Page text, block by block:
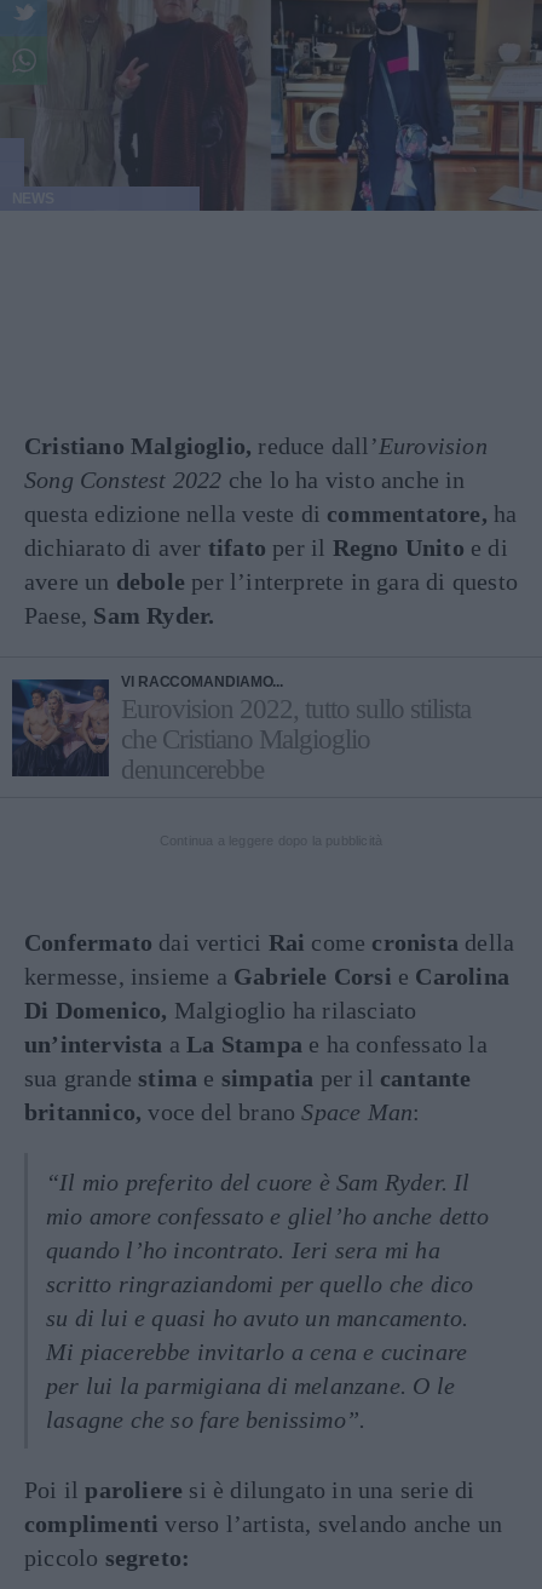
Cristiano Malgioglio, reduce dall’Eurovision
Song Constest 2022 che lo ha visto anche in
questa edizione nella veste di commentatore, ha
dichiarato di aver tifato per il Regno Unito e di
avere un debole per l’interprete in gara di questo
Paese, Sam Ryder.
VI RACCOMANDIAMO...
Eurovision 2022, tutto sullo stilista
che Cristiano Malgioglio
denuncerebbe
Confermato dai vertici Rai come cronista della
kermesse, insieme a Gabriele Corsi e Carolina
Di Domenico, Malgioglio ha rilasciato
un’intervista aLa Stampa e ha confessato la
sua grande stima e simpatia per il cantante
britannico, voce del brano Space Man:
“Il mio preferito del cuore è Sam Ryder. Il
mio amore confessato e gliel’ho anche detto
quando l’ho incontrato. Ieri sera mi ha
scritto ringraziandomi per quello che dico
su di lui e quasi ho avuto un mancamento.
Mi piacerebbe invitarlo a cena e cucinare
per lui la parmigiana di melanzane. O le
lasagne che so fare benissimo”.
Poi ilparoliere si è dilungato in una serie di
complimenti verso l’artista, svelando anche un
piccolo segreto: